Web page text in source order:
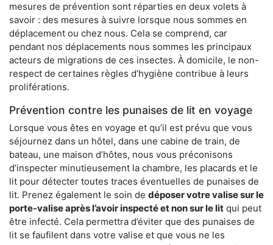
mesures de prévention sont réparties en deux volets à
savoir : des mesures à suivre lorsque nous sommes en
déplacement ou chez nous. Cela se comprend, car
pendant nos déplacements nous sommes les principaux
acteurs de migrations de ces insectes. À domicile, le non-
respect de certaines règles d’hygiène contribue à leurs
proliférations.
Prévention contre les punaises de lit en voyage
Lorsque vous êtes en voyage et qu’il est prévu que vous
séjournez dans un hôtel, dans une cabine de train, de
bateau, une maison d’hôtes, nous vous préconisons
d’inspecter minutieusement la chambre, les placards et le
lit pour détecter toutes traces éventuelles de punaises de
lit. Prenez également le soin de déposer votre valise sur le
porte-valise après l’avoir inspecté et non sur le lit qui peut
être infecté. Cela permettra d’éviter que des punaises de
lit se faufilent dans votre valise et que vous ne les